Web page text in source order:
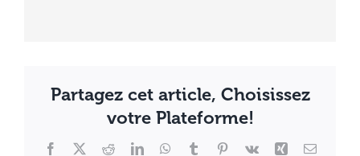
Partagez cet article, Choisissez
votre Plateforme!
Facebook
X RedditLinkedInWhatsApp
TumblrPinterest
Vk Xing Email